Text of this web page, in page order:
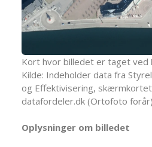
Kort hvor billedet er taget ved
Kilde: Indeholder data fra
og Effektivisering,
datafordeler.dk (Ortofoto forår)
Oplysninger om billedet